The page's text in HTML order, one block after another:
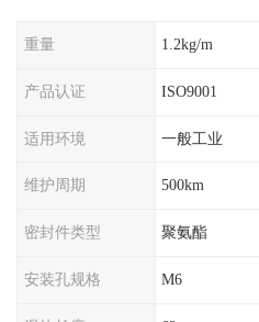
重量 1.2kg/m
产品认证 ISO9001
适用环境 一般工业
维护周期 500km
密封件类型 聚氨酯
安装孔规格 M6